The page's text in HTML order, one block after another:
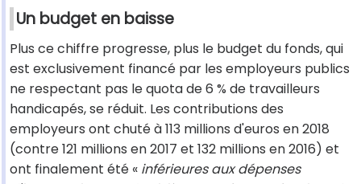
Un budget en baisse
Plus ce chiffre progresse, plus le budget du fonds, qui
est exclusivement financé par les employeurs publics
ne respectant pas le quota de 6 % de travailleurs
handicapés, se réduit. Les contributions des
employeurs ont chuté à 113 millions d'euros en 2018
(contre 121 millions en 2017 et 132 millions en 2016) et
ont finalement été « inférieures aux dépenses